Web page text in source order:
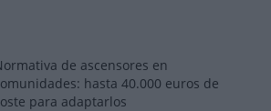
de ascensores en
hasta 40.000 euros de
para adaptarlos